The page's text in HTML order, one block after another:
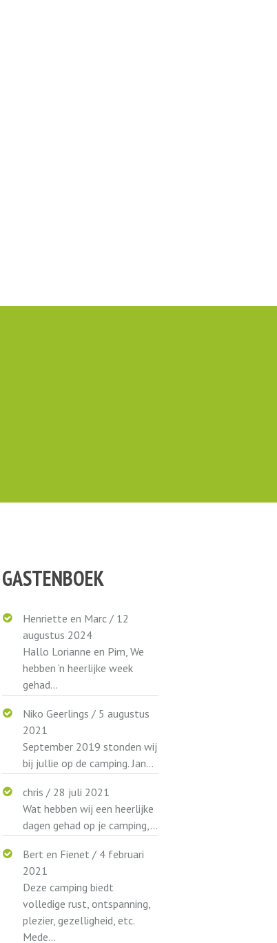
GASTENBOEK
Henriette en Marc/ 12
augustus 2024
Hallo Lorianne en Pim, We
hebben ‘n heerlijke week
gehad...
Niko Geerlings / 5 augustus
2021
September 2019 stonden wij
bij jullie op de camping. Jan...
chris / 28 juli 2021
Wat hebben wij een heerlijke
dagen gehad op je camping,...
Bert en Fienet/ 4 februari
2021
Deze camping biedt
volledige rust, ontspanning,
plezier, gezelligheid, etc.
Mede...